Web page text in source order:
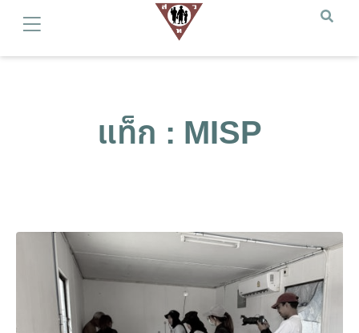
แท็ก : MISP